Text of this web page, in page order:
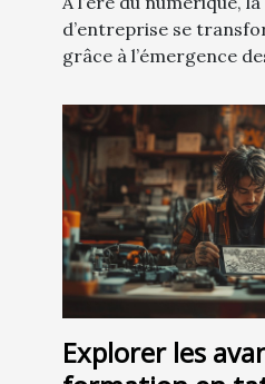
d’entreprise se
grâce à l’émergence
Explorer les